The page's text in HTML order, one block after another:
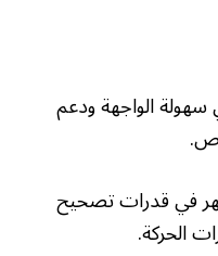
الواجهة ودعم
في قدرات تصحيح
الحركة.